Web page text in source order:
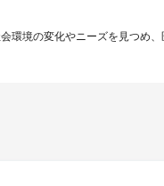
環境の変化やニーズを見つめ